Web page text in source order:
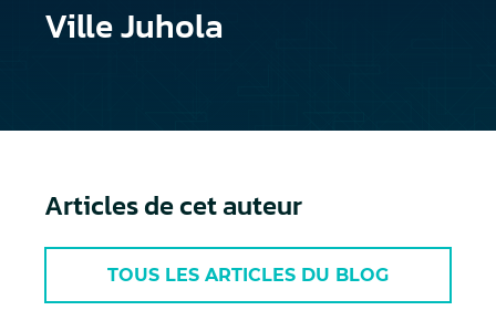
Ville Juhola
Articles de cet auteur
TOUS LES ARTICLES DU BLOG